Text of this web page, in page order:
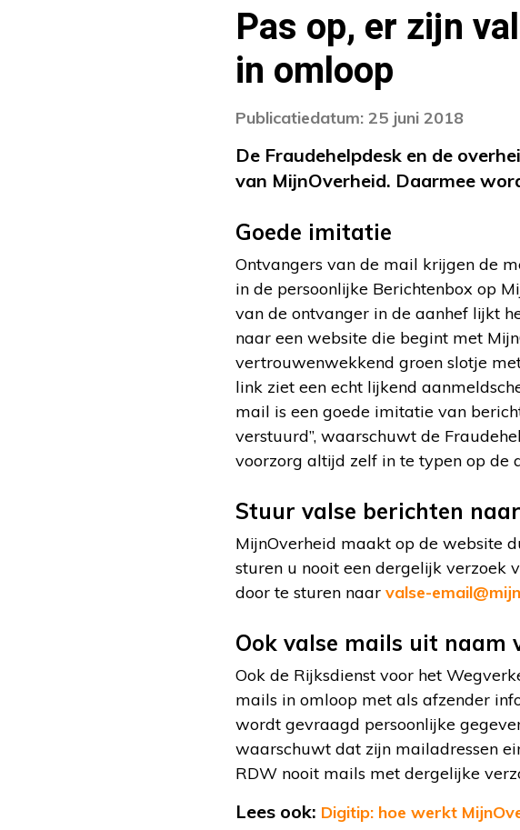
Pas op, er zijn
in omloop
Publicatiedatum: 25 juni 2018
De Fraudehelpdesk en de
van MijnOverheid. Daarmee
Goede imitatie
Ontvangers van de mail krijgen de
in de persoonlijke Berichtenbox op
van de ontvanger in de aanhef lijkt
naar een website die begint met
vertrouwenwekkend groen slotje
link ziet een echt lijkend
mail is een goede imitatie van
verstuurd”, waarschuwt de
voorzorg altijd zelf in te typen op de
Stuur valse berichten
MijnOverheid maakt op de website
sturen u nooit een dergelijk verzoek
door te sturen naar valse-
Ook valse mails uit naam
Ook de Rijksdienst voor het
mails in omloop met als afzender
wordt gevraagd persoonlijke
waarschuwt dat zijn mailadressen
RDW nooit mails met dergelijke
Lees ook: Digitip: hoe werkt